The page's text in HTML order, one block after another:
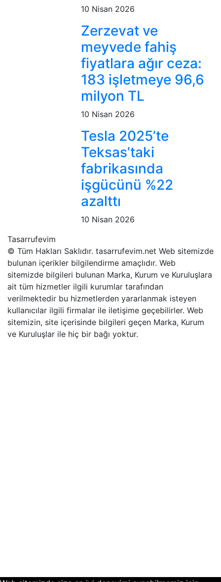
10 Nisan 2026
Zerzevat ve
meyvede fahiş
fiyatlara ağır ceza:
183 işletmeye 96,6
milyon TL
10 Nisan 2026
Tesla 2025’te
Teksas’taki
fabrikasında
işgücünü %22
azalttı
10 Nisan 2026
Tasarrufevim
© Tüm Hakları Saklıdır. tasarrufevim.net Web sitemizde
bulunan içerikler bilgilendirme amaçlıdır. Web
sitemizde bilgileri bulunan Marka, Kurum ve Kuruluşlara
ait tüm hizmetler ilgili kurumlar tarafından
verilmektedir bu hizmetlerden yararlanmak isteyen
kullanıcılar ilgili firmalar ile iletişime geçebilirler. Web
sitemizin, site içerisinde bilgileri geçen Marka, Kurum
ve Kuruluşlar ile hiç bir bağı yoktur.